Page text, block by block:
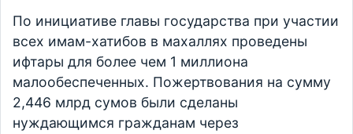
По инициативе главы государства при участии
всех имам-хатибов в махаллях проведены
ифтары для более чем 1 миллиона
малообеспеченных. Пожертвования на сумму
2,446 млрд сумов были сделаны
нуждающимся гражданам через